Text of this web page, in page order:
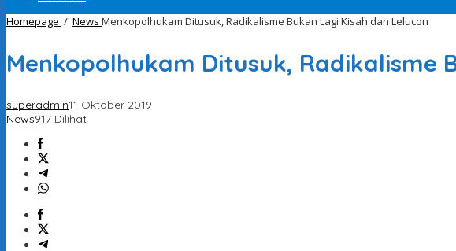
Homepage / News Menkopolhukam Ditusuk, Radikalisme Bukan Lagi Kisah dan Lelucon
Menkopolhukam Ditusuk, Radikalisme
superadmin11 Oktober 2019
News917 Dilihat